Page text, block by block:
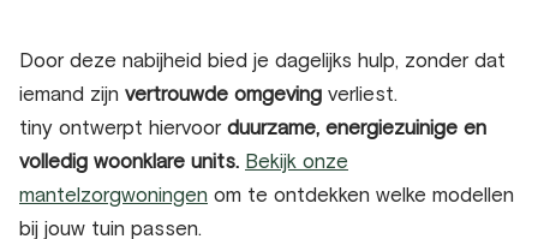
Door deze nabijheid bied je dagelijks hulp, zonder dat
iemand zijn vertrouwde omgeving verliest.
tiny ontwerpt hiervoor duurzame, energiezuinige en
volledig woonklare units. Bekijk onze
mantelzorgwoningen om te ontdekken welke modellen
bij jouw tuin passen.